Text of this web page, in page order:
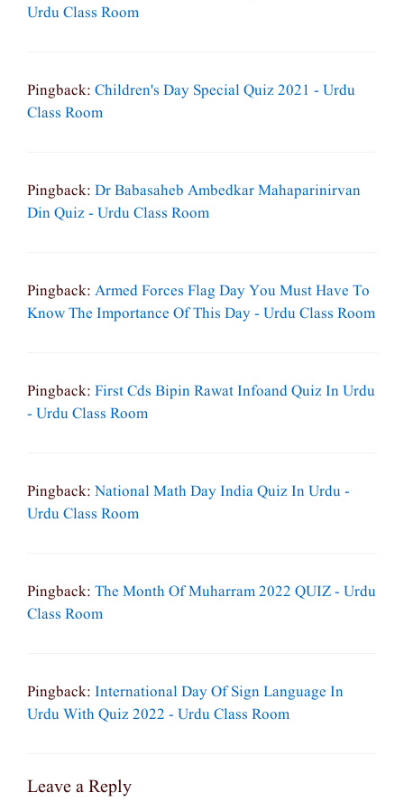
Urdu Class Room
Pingback: Children's Day Special Quiz 2021 - Urdu
Class Room
Pingback: Dr Babasaheb Ambedkar Mahaparinirvan
Din Quiz - Urdu Class Room
Pingback: Armed Forces Flag Day You Must Have To
Know The Importance Of This Day - Urdu Class Room
Pingback: First Cds Bipin Rawat Infoand Quiz In Urdu
- Urdu Class Room
Pingback: National Math Day India Quiz In Urdu -
Urdu Class Room
Pingback: The Month Of Muharram 2022 QUIZ - Urdu
Class Room
Pingback: International Day Of Sign Language In
Urdu With Quiz 2022 - Urdu Class Room
Leave a Reply